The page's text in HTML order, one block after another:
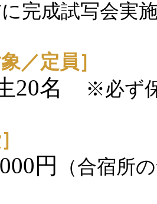
完成試写会実
／定員］
20名
※必ず
円
（合宿所